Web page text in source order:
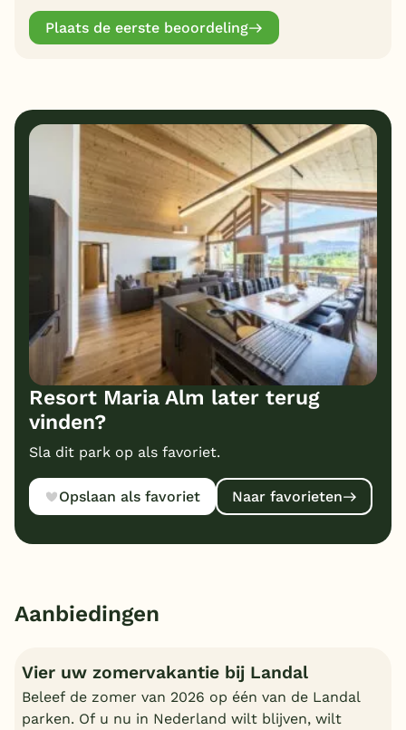
Plaats de eerste beoordeling
Resort Maria Alm later terug
vinden?
Sla dit park op als favoriet.
Opslaan als favoriet Naar favorieten
Aanbiedingen
Vier uw zomervakantie bij Landal
Beleef de zomer van 2026 op één van de Landal
parken. Of u nu in Nederland wilt blijven, wilt